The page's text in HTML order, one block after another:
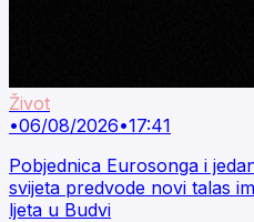
Život
•06/08/2026•17:41
Pobjednica Eurosonga i
svijeta predvode novi talas
ljeta u Budvi